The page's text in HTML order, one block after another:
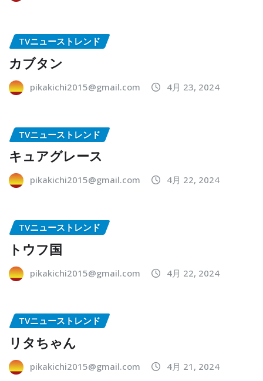
TVニューストレンド
カブタン
pikakichi2015@gmail.com 4月 23, 2024
TVニューストレンド
キュアグレース
pikakichi2015@gmail.com 4月 22, 2024
TVニューストレンド
トウフ国
pikakichi2015@gmail.com 4月 22, 2024
TVニューストレンド
リタちゃん
pikakichi2015@gmail.com 4月 21, 2024